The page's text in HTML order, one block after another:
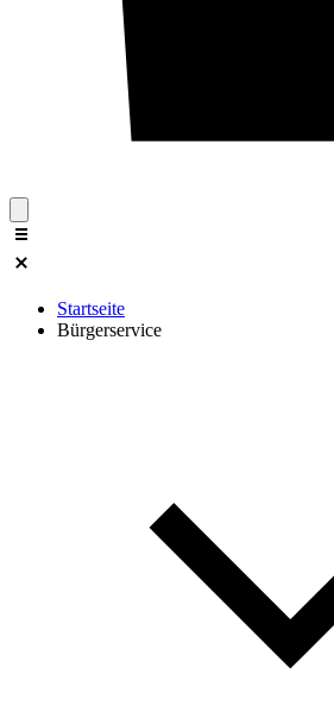
Startseite
Bürgerservice